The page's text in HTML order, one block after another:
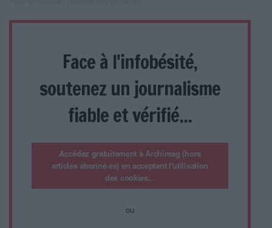
Face à l'infobésité,
soutenez un journalisme
fiable et vérifié...
Accédez gratuitement à Archimag (hors
articles abonné·es) en acceptant l'utilisation
des cookies...
ou